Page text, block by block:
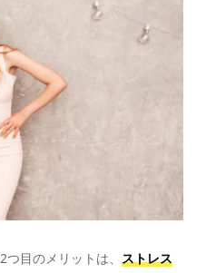
目のメリットは、 ストレス